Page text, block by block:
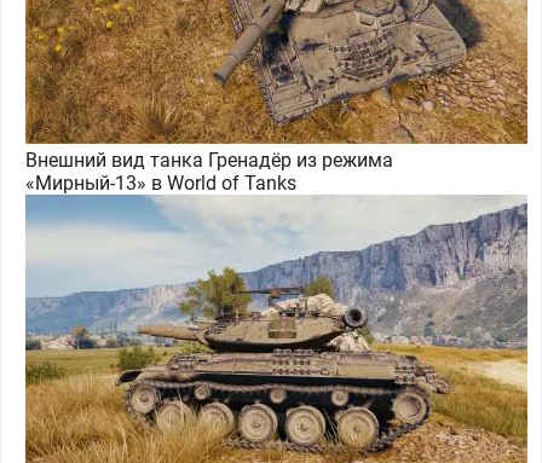
Внешний вид танка Гренадёр из режима
«Мирный-13» в World of Tanks